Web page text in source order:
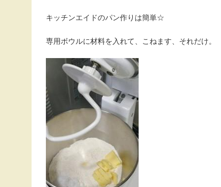
キッチンエイドのパン作りは簡単☆
専用ボウルに材料を入れて、こねます、それだけ。